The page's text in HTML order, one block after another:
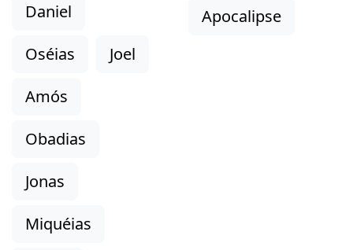
Daniel
Oséias
Joel
Amós
Obadias
Jonas
Miquéias
Apocalipse